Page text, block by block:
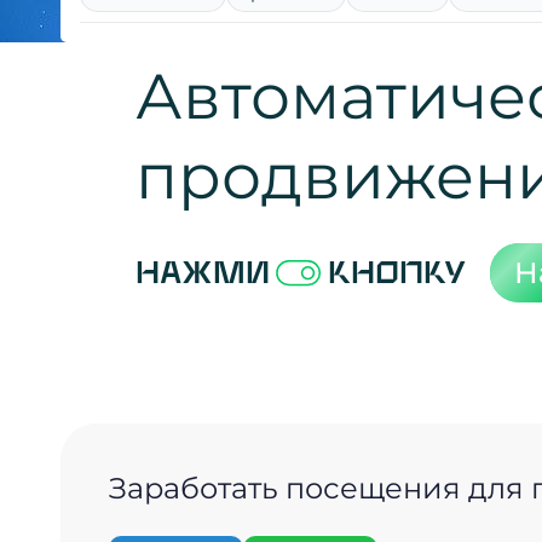
Нажми кнопку
Заработать посещения